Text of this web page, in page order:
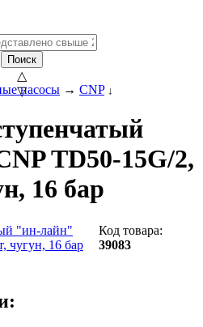
Поиск
△
▽
насосы → CNP ↓
TD50-15G/2,
16 бар
Код товара:
39083